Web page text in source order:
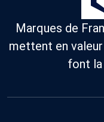
Marques de
mettent en
font la